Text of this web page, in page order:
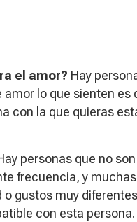
el amor? Hay
lo que sienten
con la que quieras
personas que no
frecuencia, y
gustos muy
con esta persona.